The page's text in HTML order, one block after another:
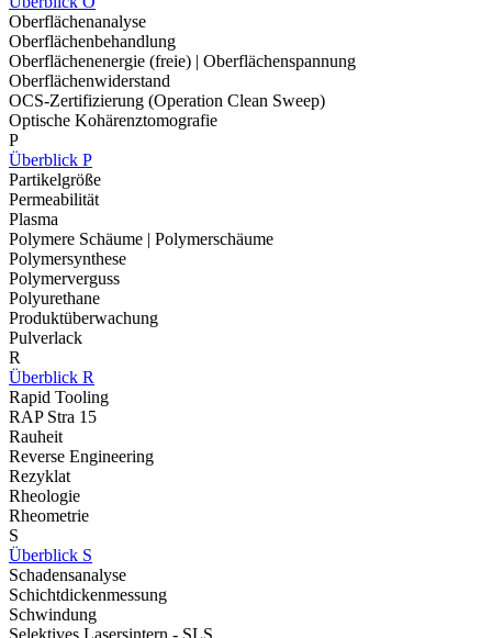
Oberflächenanalyse
Oberflächenbehandlung
Oberflächenenergie (freie) | Oberflächenspannung
Oberflächenwiderstand
OCS-Zertifizierung (Operation Clean Sweep)
Optische Kohärenztomografie
P
Überblick P
Partikelgröße
Permeabilität
Plasma
Polymere Schäume | Polymerschäume
Polymersynthese
Polymerverguss
Polyurethane
Produktüberwachung
Pulverlack
R
Überblick R
Rapid Tooling
RAP Stra 15
Rauheit
Reverse Engineering
Rezyklat
Rheologie
Rheometrie
S
Überblick S
Schadensanalyse
Schichtdickenmessung
Schwindung
Selektives Lasersintern - SLS